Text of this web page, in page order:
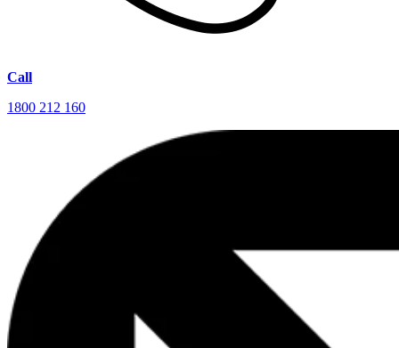
Call
1800 212 160